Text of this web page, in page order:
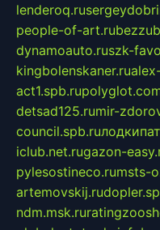
lenderoq.ru
people-of-art.ru
dynamoauto.ruszk-
kingbolenskaner.ru
act1.spb.ru
detsad125.rumir-
council.spb.ru
iclub.net.rugazon-
pylesostineco.rumsts-
artemovskij.ru
ndm.msk.ru